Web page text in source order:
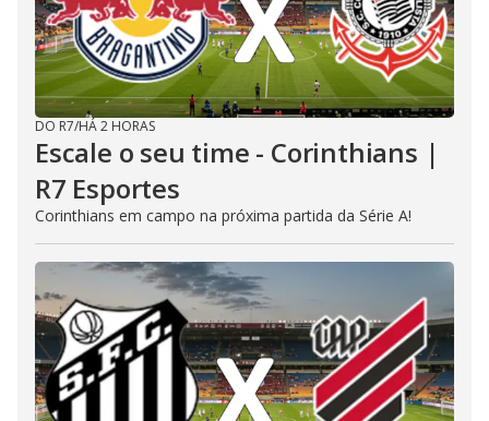
DO R7/HÁ 2 HORAS
Escale o seu time - Corinthians |
R7 Esportes
Corinthians em campo na próxima partida da Série A!